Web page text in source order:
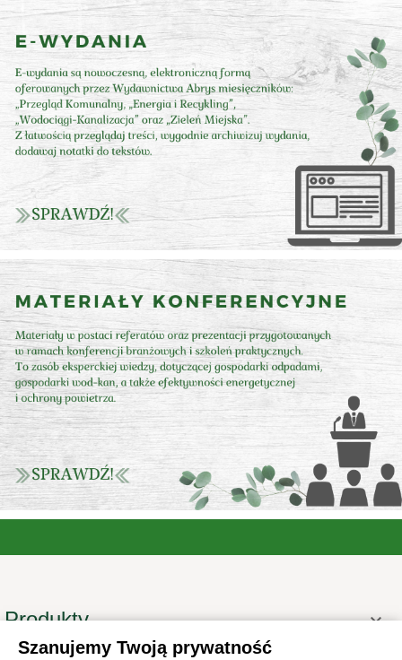
Produkty 
Informacje
Szanujemy Twoją prywatność